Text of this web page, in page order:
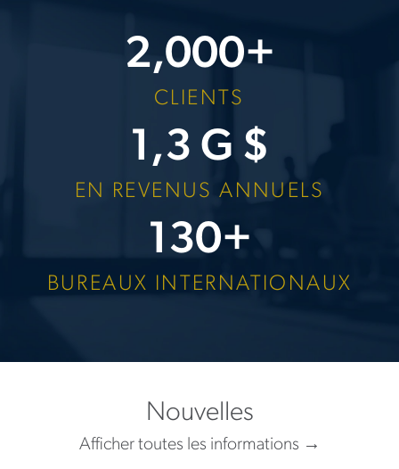
2,000+
CLIENTS
1,3 G $
EN REVENUS ANNUELS
130+
BUREAUX INTERNATIONAUX
Nouvelles
Afficher toutes les informations